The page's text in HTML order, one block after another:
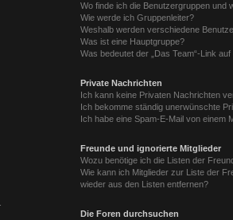
Wo finde ich die Benutzergruppen und
Wie werde ich Gruppenleiter?
Weshalb werden verschiedene
Was ist eine Hauptgruppe?
Was bedeutet der „Das Team“-Link
Private Nachrichten
Ich kann keine Privaten Nachrichten
Ich bekomme ständig unerwünschte
Ich habe eine Spam-E-Mail von einem
Freunde und ignorierte Mitglieder
Wozu benötige ich die Listen der
Wie kann ich Mitglieder zur Liste der
wieder aus den Listen entfernen?
Die Foren durchsuchen